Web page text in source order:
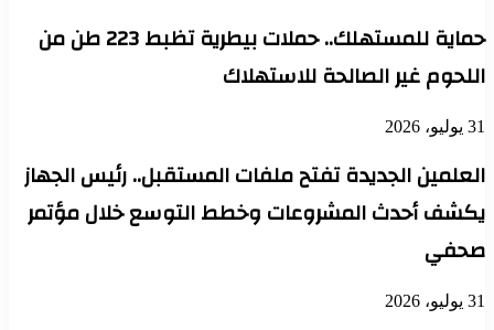
حماية للمستهلك.. حملات بيطرية تظبط 223 طن من
اللحوم غير الصالحة للاستهلاك
31 يوليو، 2026
العلمين الجديدة تفتح ملفات المستقبل.. رئيس الجهاز
يكشف أحدث المشروعات وخطط التوسع خلال مؤتمر
صحفي
31 يوليو، 2026